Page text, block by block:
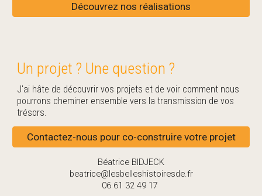
Découvrez nos réalisations
Un projet ? Une question ?
J'ai hâte de découvrir vos projets et de voir comment nous
pourrons cheminer ensemble vers la transmission de vos
trésors.
Contactez-nous pour co-construire votre projet
Béatrice BIDJECK
beatrice@lesbelleshistoiresde.fr
06 61 32 49 17